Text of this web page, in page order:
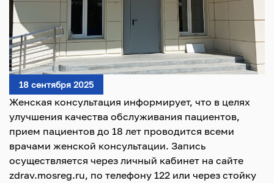
18 сентября 2025
Женская консультация информирует, что в целях
улучшения качества обслуживания пациентов,
прием пациентов до 18 лет проводится всеми
врачами женской консультации. Запись
осуществляется через личный кабинет на сайте
zdrav.mosreg.ru, по телефону 122 или через стойку